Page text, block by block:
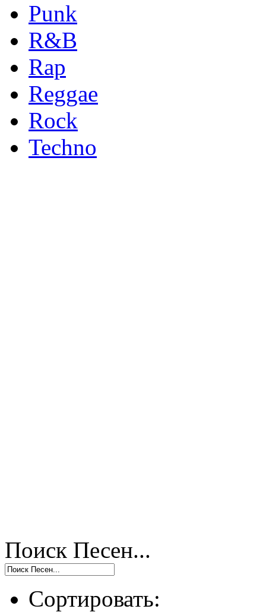
Punk
R&B
Rap
Reggae
Rock
Techno
Поиск Песен...
Сортировать: